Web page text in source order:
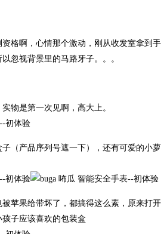
格啊，心情那个激动，刚从收发室拿到手
忽视背景里的马路牙子。。。
物是第一次见啊，高大上。
（产品序列号遮一下），还有可爱的小萝
苹果给带坏了，都搞得这么素，原来打开
子应该喜欢的包装盒